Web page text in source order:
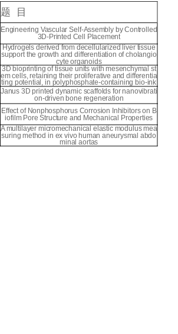
题 目
Engineering Vascular Self-Assembly by Controlled
3D-Printed Cell Placement
Hydrogels derived from decellularized liver tissue
support the growth and differentiation of cholangio
cyte organoids
3D bioprinting of tissue units with mesenchymal st
em cells, retaining their proliferative and differentia
ting potential, in polyphosphate-containing bio-ink
Janus 3D printed dynamic scaffolds for nanovibrati
on-driven bone regeneration
Effect of Nonphosphorus Corrosion Inhibitors on B
iofilm Pore Structure and Mechanical Properties
A multilayer micromechanical elastic modulus mea
suring method in ex vivo human aneurysmal abdo
minal aortas